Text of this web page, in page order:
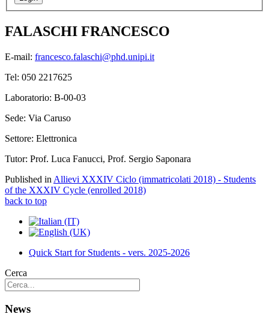
FALASCHI FRANCESCO
E-mail: francesco.falaschi@phd.unipi.it
Tel: 050 2217625
Laboratorio: B-00-03
Sede: Via Caruso
Settore: Elettronica
Tutor: Prof. Luca Fanucci, Prof. Sergio Saponara
Published in Allievi XXXIV Ciclo (immatricolati 2018) - Students
of the XXXIV Cycle (enrolled 2018)
back to top
Quick Start for Students - vers. 2025-2026
Cerca
News